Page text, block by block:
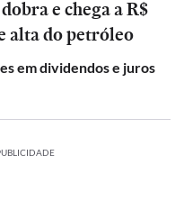
e chega a R$
alta do petróleo
em dividendos e juros